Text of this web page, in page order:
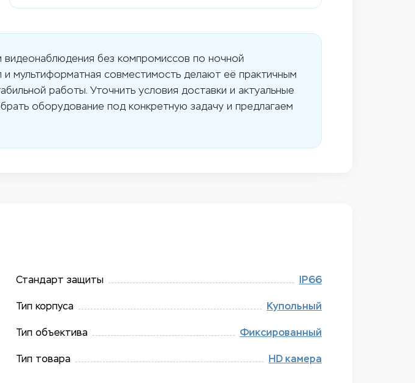
видеонаблюдения без компромиссов по ночной
и мультиформатная совместимость делают её практичным
работы. Уточнить условия доставки и актуальные
оборудование под конкретную задачу и предлагаем
Стандарт защиты IP66
Тип корпуса Купольный
Тип объектива Фиксированный
Тип товара HD камера